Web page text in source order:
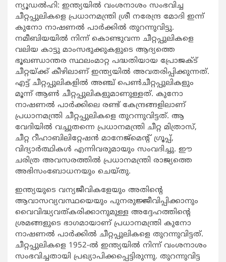
ന്യൂഡല്‍ഹി: ഇന്ത്യയില്‍ വംശനാശം സംഭവിച്ച
ചീറ്റപ്പുലികളെ പ്രധാനമന്ത്രി ശ്രീ നരേന്ദ്ര മോദി ഇന്ന്
കുനോ നാഷണല്‍ പാര്‍ക്കില്‍ തുറന്നുവിട്ടു.
നമീബിയയില്‍ നിന്ന് കൊണ്ടുവന്ന ചീറ്റപ്പുലികളെ
വലിയ കാട്ടു മാംസഭുക്കുകളുടെ ആദ്യത്തെ
ഭൂഖണ്ഡാന്തര സ്ഥലംമാറ്റ പദ്ധതിയായ പ്രോജക്ട്
ചീറ്റയ്ക്ക് കീഴിലാണ് ഇന്ത്യയില്‍ അവതരിപ്പിക്കുന്നത്.
എട്ട് ചീറ്റപ്പുലികളില്‍ അഞ്ച് പെണ്‍ചീറ്റപ്പുലികളും
മൂന്ന് ആണ്‍ ചീറ്റപ്പുലികളുമാണുള്ളത്. കുനോ
നാഷണല്‍ പാര്‍ക്കിലെ രണ്ട് കേന്ദ്രങ്ങളിലാണ്
പ്രധാനമന്ത്രി ചീറ്റപ്പുലികളെ തുറന്നുവിട്ടത്. ആ
വേദിയില്‍ വച്ചുതന്നെ പ്രധാനമന്ത്രി ചീറ്റ മിത്രാസ്,
ചീറ്റ റീഹാബിലിറ്റേഷന്‍ മാനേജ്‌മെന്റ് ഗ്രൂപ്പ്,
വിദ്യാര്‍ത്ഥികള്‍ എന്നിവരുമായും സംവദിച്ചു. ഈ
ചരിത്ര അവസരത്തില്‍ പ്രധാനമന്ത്രി രാജ്യത്തെ
അഭിസംബോധനയും ചെയ്തു.
ഇന്ത്യയുടെ വന്യജീവികളേയും അതിന്റെ
ആവാസവ്യവസ്ഥയെയും പുനരുജ്ജീവിപ്പിക്കാനും
വൈവിദ്ധ്യവത്കരിക്കാനുമുള്ള അദ്ദേഹത്തിന്റെ
ശ്രമങ്ങളുടെ ഭാഗമായാണ് പ്രധാനമന്ത്രി കുനോ
നാഷണല്‍ പാര്‍ക്കില്‍ ചീറ്റപ്പുലികളെ തുറന്നുവിട്ടത്.
ചീറ്റപ്പുലികളെ 1952-ല്‍ ഇന്ത്യയില്‍ നിന്ന് വംശനാശം
സംഭവിച്ചതായി പ്രഖ്യാപിക്കപ്പെട്ടിരുന്നു. തുറന്നുവിട്ട